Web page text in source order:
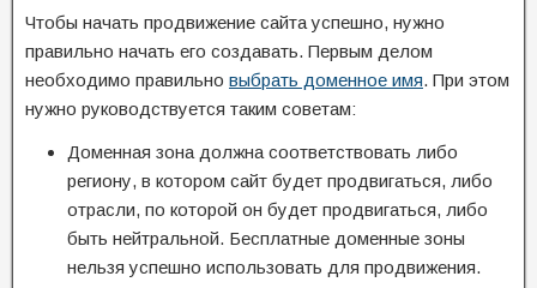
Чтобы начать продвижение сайта успешно, нужно
правильно начать его создавать. Первым делом
необходимо правильно выбрать доменное имя. При этом
нужно руководствуется таким советам:
Доменная зона должна соответствовать либо
региону, в котором сайт будет продвигаться, либо
отрасли, по которой он будет продвигаться, либо
быть нейтральной. Бесплатные доменные зоны
нельзя успешно использовать для продвижения.